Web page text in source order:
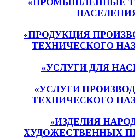
«ПРОМЫШЛЕННЫЕ
«ПРОДУКЦИЯ
ТЕХНИЧЕСКОГО
«УСЛУГИ ДЛЯ
«УСЛУГИ
ТЕХНИЧЕСКОГО
«ИЗДЕЛИЯ
ХУДОЖЕСТВЕННЫХ